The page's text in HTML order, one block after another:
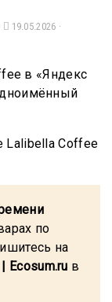
19.05.2026 ·
в «Яндекс
по
на
Ecosum.ru в